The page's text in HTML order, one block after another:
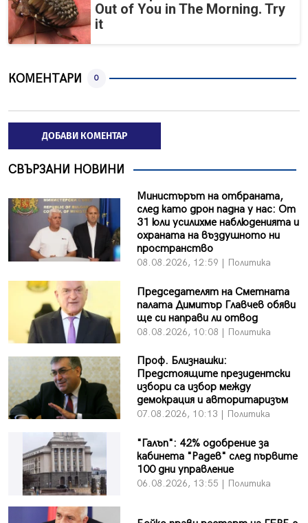
Out of You in The Morning. Try
it
КОМЕНТАРИ 0
ДОБАВИ КОМЕНТАР
СВЪРЗАНИ НОВИНИ
Министърът на отбраната,
след като дрон падна у нас: От
31 юли усилихме наблюденията и
охраната на въздушното ни
пространство
08.08.2026, 12:59 | Политика
Председателят на Сметната
палата Димитър Главчев обяви
ще си направи ли отвод
08.08.2026, 10:08 | Политика
Проф. Близнашки:
Предстоящите президентски
избори са избор между
демокрация и авторитаризъм
07.08.2026, 10:13 | Политика
"Галъп": 42% одобрение за
кабинета "Радев" след първите
100 дни управление
06.08.2026, 13:55 | Политика